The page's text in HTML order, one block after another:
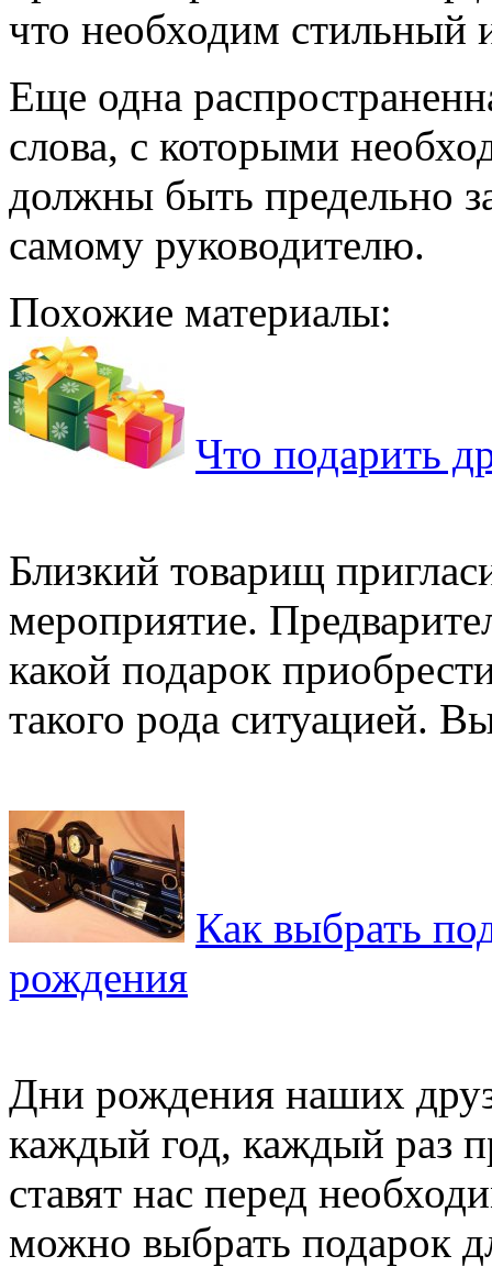
что необходим стильный
Еще одна
слова, с которыми
должны быть предельно
самому руководителю.
Похожие материалы:
Что подарить
Близкий товарищ
мероприятие.
какой подарок
такого рода ситуацией.
Как выбрать
рождения
Дни рождения наших
каждый год, каждый раз
ставят нас перед
можно выбрать подарок